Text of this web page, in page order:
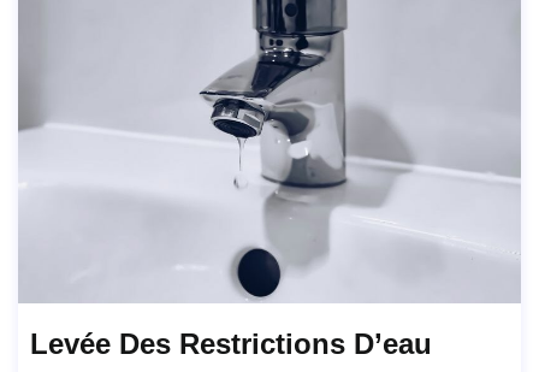
Levée Des Restrictions D’eau